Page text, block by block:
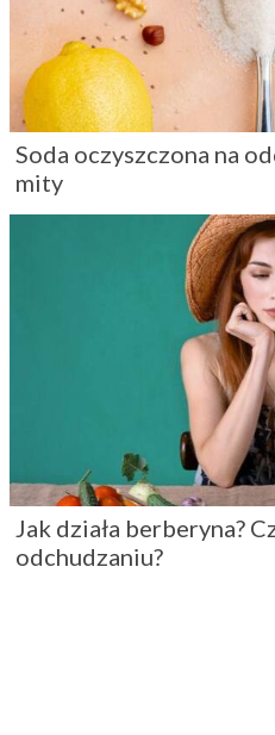
Soda oczyszczona na
mity
Jak działa berberyna?
odchudzaniu?